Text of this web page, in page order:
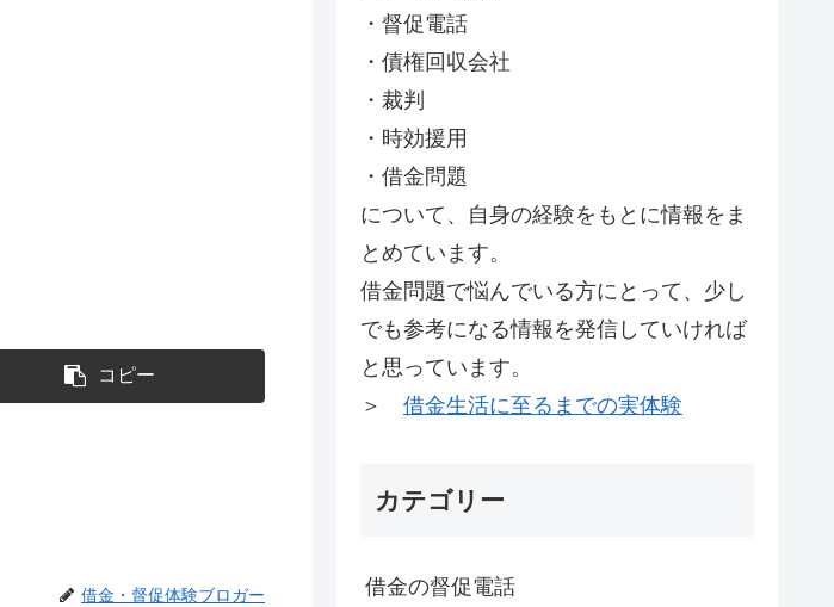
コピー
借金・督促体験ブロガー
・督促電話
・債権回収会社
・裁判
・時効援用
・借金問題
について、自身の経験をもとに情報をま
とめています。
借金問題で悩んでいる方にとって、少し
でも参考になる情報を発信していければ
と思っています。
＞ 借金生活に至るまでの実体験
カテゴリー
借金の督促電話